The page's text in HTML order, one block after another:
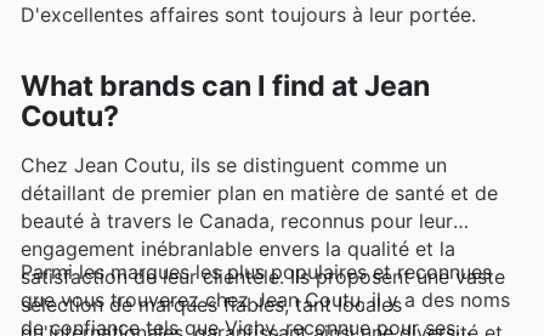
D'excellentes affaires sont toujours à leur portée.
What brands can I find at Jean
Coutu?
Chez Jean Coutu, ils se distinguent comme un
détaillant de premier plan en matière de santé et de
beauté à travers le Canada, reconnus pour leur
engagement inébranlable envers la qualité et la
satisfaction de leur clientèle. Ils proposent une vaste
sélection de marques fiables, tant locales
Parmi les marques les plus populaires et reconnues
que vous trouverez chez Jean Coutu, il y a des noms
de confiance tels que Vichy, reconnue pour ses